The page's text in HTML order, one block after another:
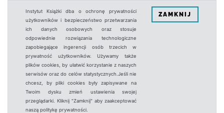
Instytut Książki dba o ochronę prywatności
użytkowników i bezpieczeństwo przetwarzania
ich danych osobowych oraz stosuje
odpowiednie rozwiązania technologiczne
zapobiegające ingerencji osób trzecich w
prywatność użytkowników. Używamy także
plików cookies, by ułatwić korzystanie z naszych
serwisów oraz do celów statystycznych.Jeśli nie
chcesz, by pliki cookies były zapisywane na
Twoim dysku zmień ustawienia swojej
przeglądarki. Kliknij "Zamknij" aby zaakceptować
naszą politykę prywatności.
ZAMKNIJ